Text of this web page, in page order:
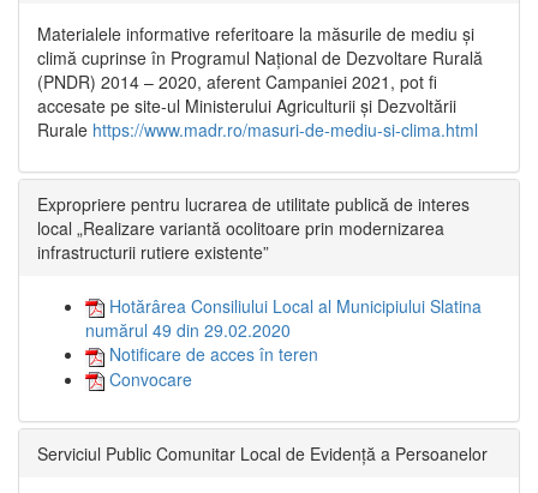
Materialele informative referitoare la măsurile de mediu și
climă cuprinse în Programul Național de Dezvoltare Rurală
(PNDR) 2014 – 2020, aferent Campaniei 2021, pot fi
accesate pe site-ul Ministerului Agriculturii și Dezvoltării
Rurale https://www.madr.ro/masuri-de-mediu-si-clima.html
Expropriere pentru lucrarea de utilitate publică de interes
local „Realizare variantă ocolitoare prin modernizarea
infrastructurii rutiere existente”
Hotărârea Consiliului Local al Municipiului Slatina
numărul 49 din 29.02.2020
Notificare de acces în teren
Convocare
Serviciul Public Comunitar Local de Evidență a Persoanelor